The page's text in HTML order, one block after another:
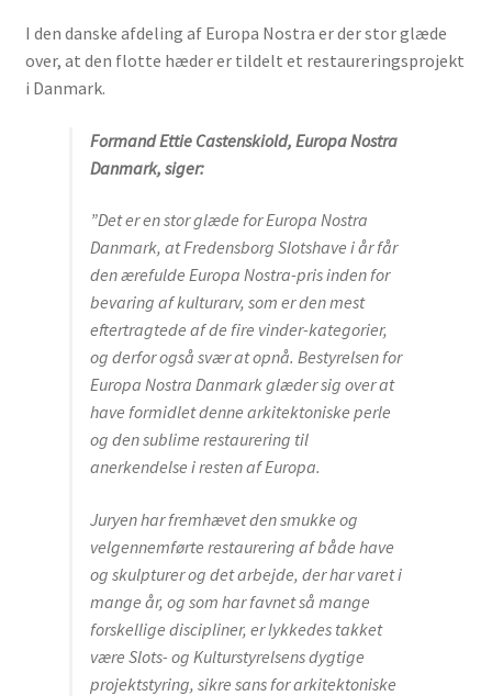
2021 – FREDENSBORG PALACE GARDENS
2021 – FIBRENET – forskningsprojekt inden
for oldtidens tekstiler
2011-2020
2018 – Mission House, Ilimanaq, Greenland
2016 – Bevaring af undersøiske
Bevaring af undersøiske arkælogoliske
lokaliteter vinder EU’s Kulturarvspris
2012 – Læsø’s tanghuse
I den danske afdeling af Europa Nostra er der stor glæde
over, at den flotte hæder er tildelt et restaureringsprojekt
i Danmark.
Formand Ettie Castenskiold, Europa Nostra
Danmark, siger:
”Det er en stor glæde for Europa Nostra
Danmark, at Fredensborg Slotshave i år får
den ærefulde Europa Nostra-pris inden for
bevaring af kulturarv, som er den mest
eftertragtede af de fire vinder-kategorier,
og derfor også svær at opnå. Bestyrelsen for
Europa Nostra Danmark glæder sig over at
have formidlet denne arkitektoniske perle
og den sublime restaurering til
anerkendelse i resten af Europa.
Juryen har fremhævet den smukke og
velgennemførte restaurering af både have
og skulpturer og det arbejde, der har varet i
mange år, og som har favnet så mange
forskellige discipliner, er lykkedes takket
være Slots- og Kulturstyrelsens dygtige
projektstyring, sikre sans for arkitektoniske